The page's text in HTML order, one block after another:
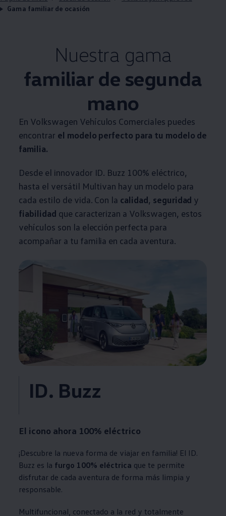
Gama familiar de ocasión
Nuestra gama
familiar de segunda
mano
En Volkswagen Vehículos Comerciales puedes
encontrar el modelo perfecto para tu modelo de
familia.
Desde el innovador ID. Buzz 100% eléctrico,
hasta el versátil Multivan hay un modelo para
cada estilo de vida. Con la calidad, seguridad y
fiabilidad que caracterizan a Volkswagen, estos
vehículos son la elección perfecta para
acompañar a tu familia en cada aventura.
ID. Buzz
El icono ahora 100% eléctrico
¡Descubre la nueva forma de viajar en familia! El ID.
Buzz es la furgo 100% eléctrica que te permite
disfrutar de cada aventura de forma más limpia y
responsable.
Multifuncional, conectado a la red y totalmente